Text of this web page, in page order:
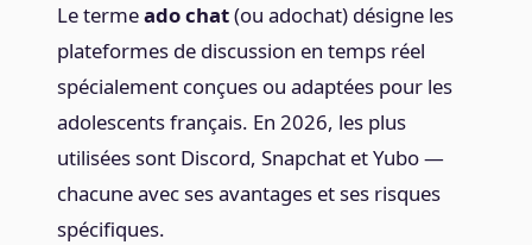
Le termeado chat(ou adochat) désigne les
plateformes de discussion en temps réel
spécialement conçues ou adaptées pour les
adolescents français. En 2026, les plus
utilisées sont Discord, Snapchat et Yubo —
chacune avec ses avantages et ses risques
spécifiques.